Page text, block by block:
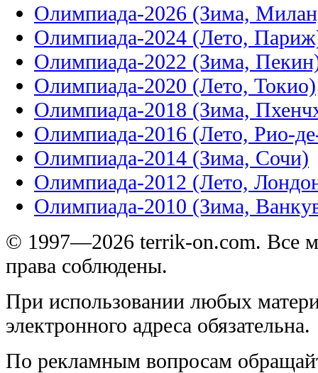
Олимпиада-2026 (Зима,
Олимпиада-2024 (Лето,
Олимпиада-2022 (Зима,
Олимпиада-2020 (Лето, Токио)
Олимпиада-2018 (Зима,
Олимпиада-2016 (Лето, Рио-
Олимпиада-2014 (Зима, Сочи)
Олимпиада-2012 (Лето,
Олимпиада-2010 (Зима,
© 1997—2026 terrik-on.com. Все
права соблюдены.
При использовании любых
электронного адреса обязательна.
По рекламным вопросам